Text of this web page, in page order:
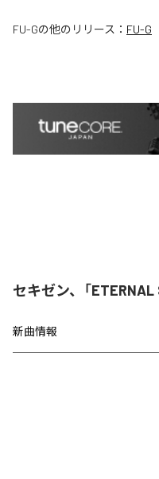
FU-Gの他のリリース： FU-G
セキゼン、「
新曲情報